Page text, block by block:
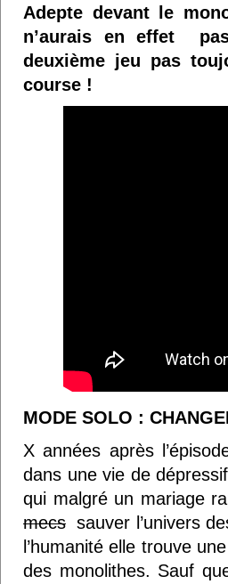
Adepte devant le
n’aurais en effet
deuxième jeu pas
course !
MODE SOLO :
X années après
dans une vie de
qui malgré un mariage
mecs sauver l’univers
l’humanité elle trouve
des monolithes. Sauf